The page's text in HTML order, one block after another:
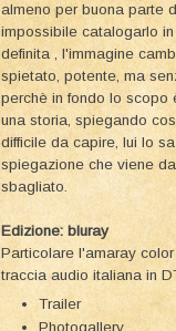
almeno per buona parte
impossibile catalogarlo
definita , l'immagine
spietato, potente, ma
perchè in fondo lo scopo
una storia, spiegando
difficile da capire, lui lo
spiegazione che viene
sbagliato.
Edizione: bluray
Particolare l'amaray
traccia audio italiana in
Trailer
Photogallery